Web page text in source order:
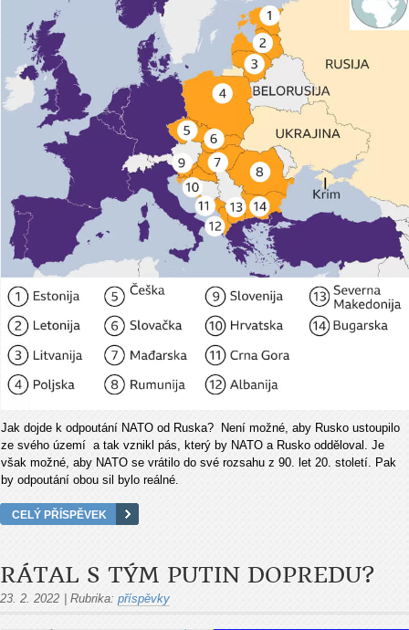
Jak dojde k odpoutání NATO od Ruska? Není možné, aby Rusko ustoupilo
ze svého území a tak vznikl pás, který by NATO a Rusko odděloval. Je
však možné, aby NATO se vrátilo do své rozsahu z 90. let 20. století. Pak
by odpoutání obou sil bylo reálné.
CELÝ PŘÍSPĚVEK
RÁTAL S TÝM PUTIN DOPREDU?
23. 2. 2022 Rubrika: příspěvky